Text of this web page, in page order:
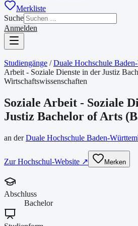
Merkliste
Suche
Anmelden
Studiengänge / Duale Hochschule
Arbeit - Soziale Dienste in der Justiz
Wirtschaftswissenschaften
Soziale Arbeit - Soziale
Justiz Bachelor of Arts (
an derDuale Hochschule Baden-
Zur Hochschul-Website ↗ Merken
Abschluss
Bachelor